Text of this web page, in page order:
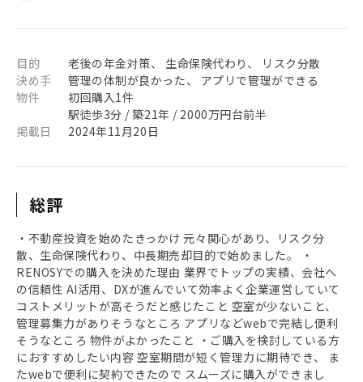
目的
老後の年金対策、 生命保険代わり、 リスク分散
決め手
管理の体制が良かった、 アプリで管理ができる
物件
初回購入1件
駅徒歩3分 / 築21年 / 2000万円台前半
掲載日
2024年11月20日
総評
・不動産投資を始めたきっかけ 元々関心があり、リスク分
散、生命保険代わり、中長期売却目的で始めました。 ・
RENOSYでの購入を決めた理由 業界でトップの実績、会社へ
の信頼性 AI活用、DXが進んでいて効率よく企業運営していて
コストメリットが高そうだと感じたこと 空室が少ないこと、
管理募集力がありそうなところ アプリなどwebで完結し便利
そうなところ 物件がよかったこと ・ご購入を検討している方
におすすめしたい内容 空室期間が短く管理力に期待でき、 ま
たwebで便利に契約できたので スムーズに購入ができまし